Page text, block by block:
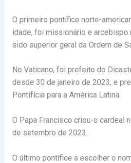
O primeiro pontífice norte-
idade, foi missionário e arcebispo
sido superior geral da Ordem de
No Vaticano, foi prefeito do
desde 30 de janeiro de 2023, e
Pontifícia para a América Latina.
O Papa Francisco criou-o cardeal
de setembro de 2023.
O último pontífice a escolher o